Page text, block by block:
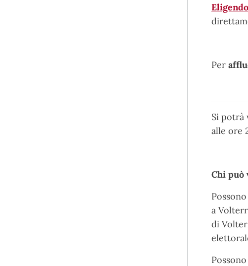
Eligendo
Per
Si potrà
alle ore
Chi può
a
di